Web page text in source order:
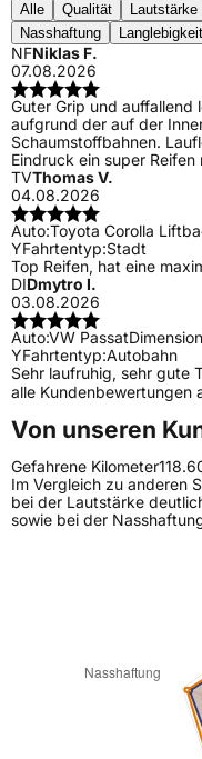
Alle Qualität Lautstärke
Nasshaftung
Langlebigkeit
NFNiklas F.
07.08.2026
Guter Grip und auffallend
aufgrund der auf der
Schaumstoffbahnen.
Eindruck ein super
TVThomas V.
04.08.2026
Auto:Toyota Corolla
YFahrtentyp:Stadt
Top Reifen, hat eine
DIDmytro I.
03.08.2026
Auto:VW Passat
YFahrtentyp:Autobahn
Sehr laufruhig, sehr gute
alle Kundenbewertungen
Von unseren
Gefahrene Kilometer
Im Vergleich zu anderen
bei der Lautstärke
sowie bei der